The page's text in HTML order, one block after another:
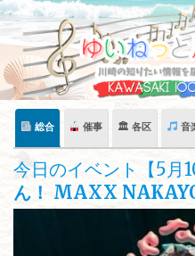
Skip
content
総合 催事 🏛 各区 音
今日のイベント【5月
ん！ MAXX